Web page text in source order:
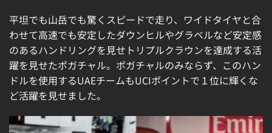
平坦でも山岳でも驚くスピードで走り、ワイドタイヤと合
わせて高速でも安定したダウンヒルやグラベルなど安定感
のあるハンドリングを見せトリプルクラウンを達成する活
躍を見せたポガチャル。ポガチャルのみならず、このハン
ドルを使用するUAEチームもUCIポイントで１位に輝くな
ど活躍を見せました。